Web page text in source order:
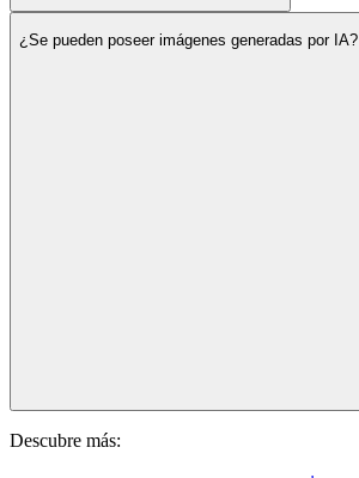
¿Se pueden poseer imágenes generadas por IA?
Descubre más: